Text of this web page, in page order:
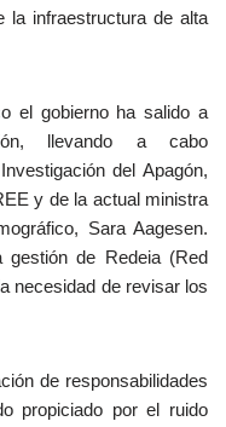
la infraestructura de alta
el gobierno ha salido a
llevando a cabo
del Apagón,
y de la actual ministra
Sara Aagesen.
de Redeia (Red
necesidad de revisar los
de responsabilidades
propiciado por el ruido